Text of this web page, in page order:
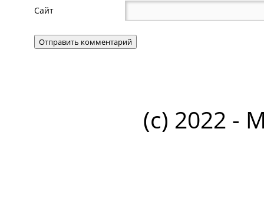
Сайт
(c) 2022 -